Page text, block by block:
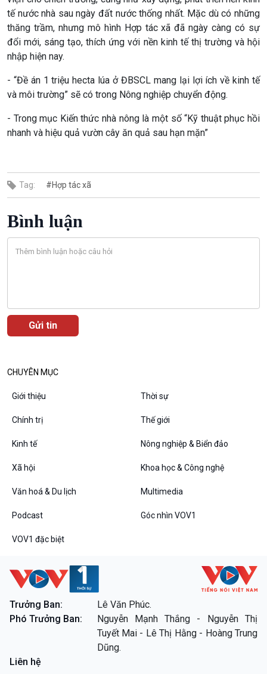
Nam
Xã hội
360 độ Sức khỏe
Chuyển đổi Xanh
Xã hội chuyển động
Bước chân đến trường
Khoa học & Công nghệ
Kết nối công nghệ
Sống chung với biến đổi
Câu chuyện Thể thao
10 phút Sự kiện - Luận bàn
Dòng chảy sự kiện
Đối thoại
Chuyện đêm
VOV1 đặc biệt
Thanh âm ký sự
Chân dung cuộc sống
Các chương trình đặc biệt
tế nước nhà sau ngày đất nước thống nhất. Mặc dù có những
thăng trầm, nhưng mô hình Hợp tác xã đã ngày càng có sự
đổi mới, sáng tạo, thích ứng với nền kinh tế thị trường và hội
nhập hiện nay.
- “Đề án 1 triệu hecta lúa ở ĐBSCL mang lại lợi ích về kinh tế
và môi trường” sẽ có trong Nông nghiệp chuyển động.
- Trong mục Kiến thức nhà nông là một số “Kỹ thuật phục hồi
nhanh và hiệu quả vườn cây ăn quả sau hạn mặn”
Tag: #Hợp tác xã
Bình luận
CHUYÊN MỤC
Giới thiệu Thời sự
Chính trị Thế giới
Kinh tế Nông nghiệp & Biển đảo
Xã hội Khoa học & Công nghệ
Văn hoá & Du lịch Multimedia
Podcast Góc nhìn VOV1
VOV1 đặc biệt
Trưởng Ban:
Lê Văn Phúc.
Phó Trưởng Ban:
Nguyễn Mạnh Thắng - Nguyễn Thị
Tuyết Mai - Lê Thị Hằng - Hoàng Trung
Dũng.
Liên hệ